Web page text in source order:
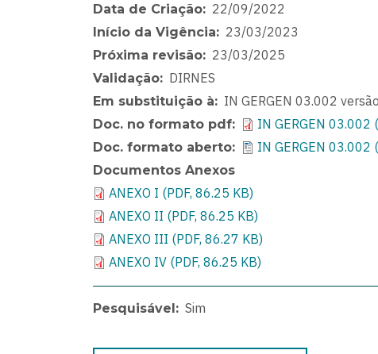
Data de Criação 22/09/2022
Início da Vigência 23/03/2023
Próxima revisão 23/03/2025
Validação DIRNES
Em substituição à IN GERGEN 03.002
Doc. no formato pdf IN GERGEN 03.002
Doc. formato aberto IN GERGEN 03.002
Documentos Anexos
ANEXO I (PDF, 86.25 KB)
ANEXO II (PDF, 86.25 KB)
ANEXO III (PDF, 86.27 KB)
ANEXO IV (PDF, 86.25 KB)
Pesquisável Sim